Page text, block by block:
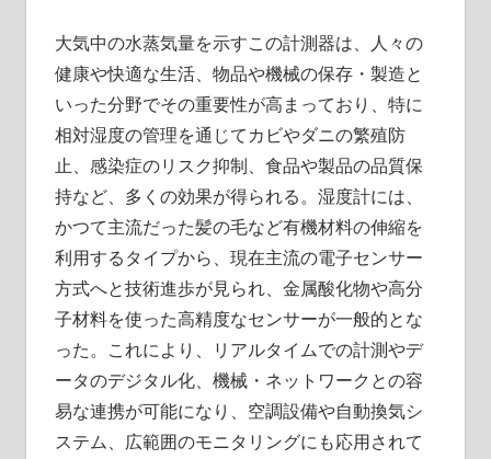
大気中の水蒸気量を示すこの計測器は、人々の
健康や快適な生活、物品や機械の保存・製造と
いった分野でその重要性が高まっており、特に
相対湿度の管理を通じてカビやダニの繁殖防
止、感染症のリスク抑制、食品や製品の品質保
持など、多くの効果が得られる。湿度計には、
かつて主流だった髪の毛など有機材料の伸縮を
利用するタイプから、現在主流の電子センサー
方式へと技術進歩が見られ、金属酸化物や高分
子材料を使った高精度なセンサーが一般的とな
った。これにより、リアルタイムでの計測やデ
ータのデジタル化、機械・ネットワークとの容
易な連携が可能になり、空調設備や自動換気シ
ステム、広範囲のモニタリングにも応用されて